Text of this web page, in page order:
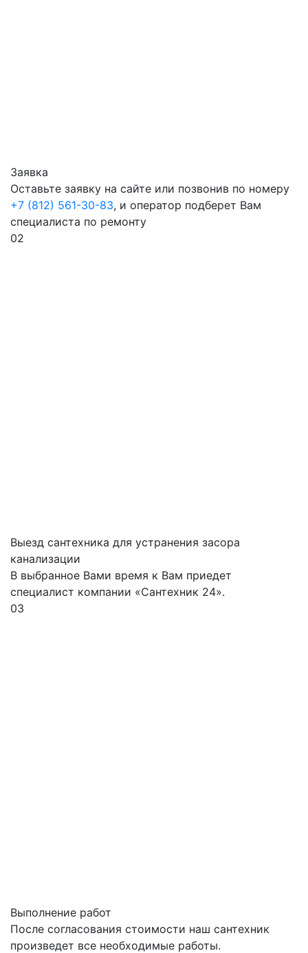
Заявка
Оставьте заявку на сайте или позвонив по номеру
+7 (812) 561-30-83, и оператор подберет Вам
специалиста по ремонту
02
Выезд сантехника для устранения засора
канализации
В выбранное Вами время к Вам приедет
специалист компании «Сантехник 24».
03
Выполнение работ
После согласования стоимости наш сантехник
произведет все необходимые работы.